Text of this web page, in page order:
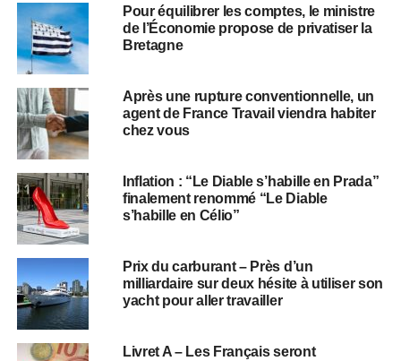
Pour équilibrer les comptes, le ministre
de l’Économie propose de privatiser la
Bretagne
Après une rupture conventionnelle, un
agent de France Travail viendra habiter
chez vous
Inflation : “Le Diable s’habille en Prada”
finalement renommé “Le Diable
s’habille en Célio”
Prix du carburant – Près d’un
milliardaire sur deux hésite à utiliser son
yacht pour aller travailler
Livret A – Les Français seront